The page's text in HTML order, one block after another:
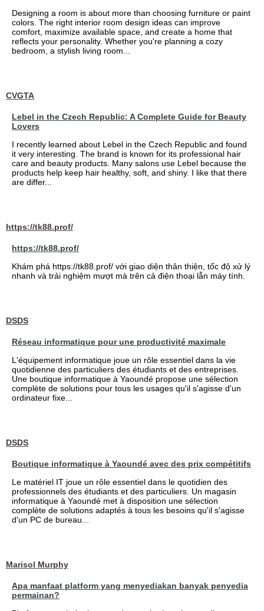
Designing a room is about more than choosing furniture or paint
colors. The right interior room design ideas can improve
comfort, maximize available space, and create a home that
reflects your personality. Whether you're planning a cozy
bedroom, a stylish living room...
CVGTA
Lebel in the Czech Republic: A Complete Guide for Beauty
Lovers
I recently learned about Lebel in the Czech Republic and found
it very interesting. The brand is known for its professional hair
care and beauty products. Many salons use Lebel because the
products help keep hair healthy, soft, and shiny. I like that there
are differ...
https://tk88.prof/
https://tk88.prof/
Khám phá https://tk88.prof/ với giao diện thân thiện, tốc độ xử lý
nhanh và trải nghiệm mượt mà trên cả điện thoại lẫn máy tính.
DSDS
Réseau informatique pour une productivité maximale
L'équipement informatique joue un rôle essentiel dans la vie
quotidienne des particuliers des étudiants et des entreprises.
Une boutique informatique à Yaoundé propose une sélection
complète de solutions pour tous les usages qu'il s'agisse d'un
ordinateur fixe...
DSDS
Boutique informatique à Yaoundé avec des prix compétitifs
Le matériel IT joue un rôle essentiel dans le quotidien des
professionnels des étudiants et des particuliers. Un magasin
informatique à Yaoundé met à disposition une sélection
complète de solutions adaptés à tous les besoins qu'il s'agisse
d'un PC de bureau...
Marisol Murphy
Apa manfaat platform yang menyediakan banyak penyedia
permainan?